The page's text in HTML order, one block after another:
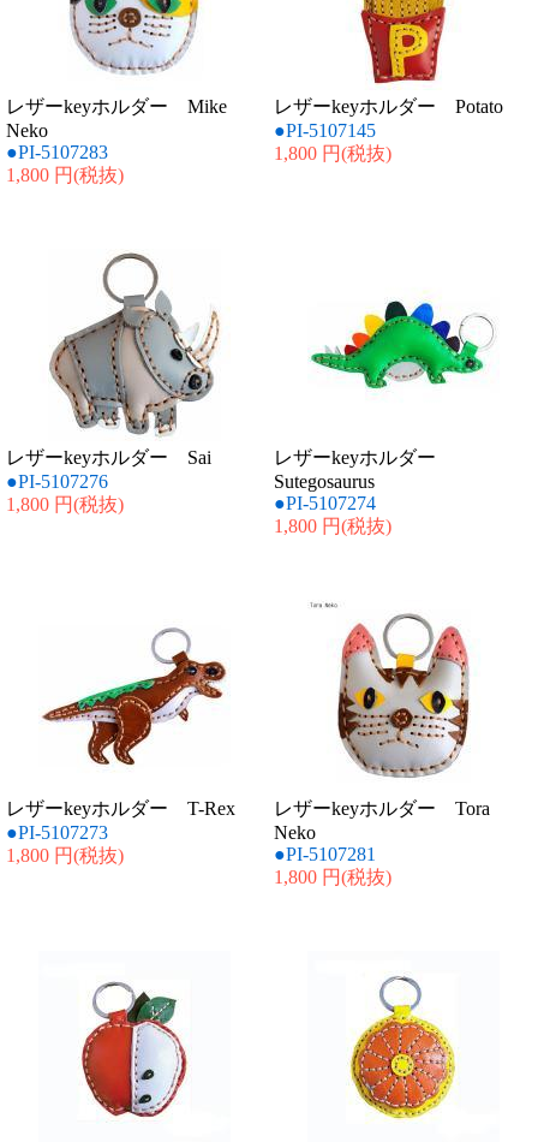
レザーkeyホルダー Mike
Neko
●PI-5107283
1,800 円(税抜)
レザーkeyホルダー Potato
●PI-5107145
1,800 円(税抜)
レザーkeyホルダー Sai
●PI-5107276
1,800 円(税抜)
レザーkeyホルダー
Sutegosaurus
●PI-5107274
1,800 円(税抜)
レザーkeyホルダー T-Rex
●PI-5107273
1,800 円(税抜)
レザーkeyホルダー Tora
Neko
●PI-5107281
1,800 円(税抜)